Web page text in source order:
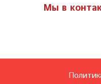
Мы в